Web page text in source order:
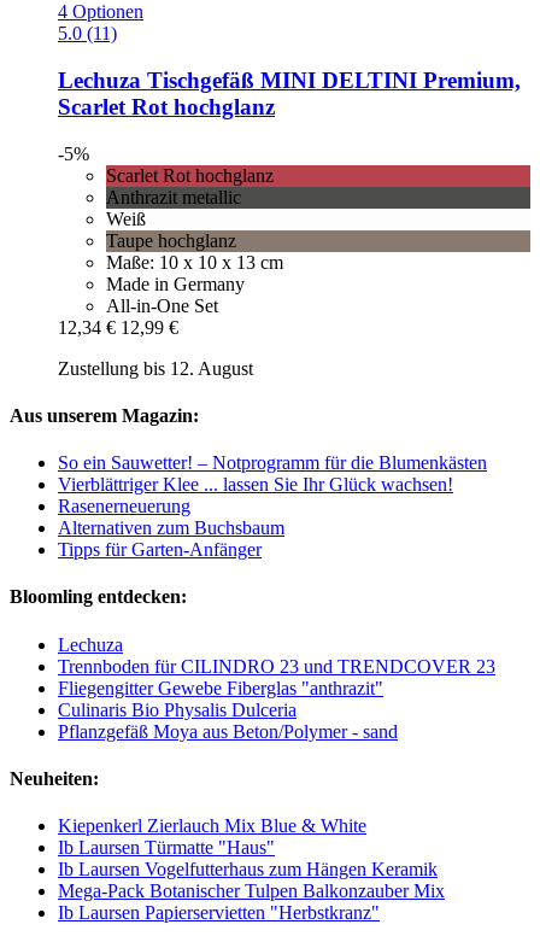
4 Optionen
5.0 (11)
Lechuza Tischgefäß MINI DELTINI Premium,
Scarlet Rot hochglanz
-5%
Scarlet Rot hochglanz
Anthrazit metallic
Weiß
Taupe hochglanz
Maße: 10 x 10 x 13 cm
Made in Germany
All-in-One Set
12,34 € 12,99 €
Zustellung bis 12. August
Aus unserem Magazin:
So ein Sauwetter! – Notprogramm für die Blumenkästen
Vierblättriger Klee ... lassen Sie Ihr Glück wachsen!
Rasenerneuerung
Alternativen zum Buchsbaum
Tipps für Garten-Anfänger
Bloomling entdecken:
Lechuza
Trennboden für CILINDRO 23 und TRENDCOVER 23
Fliegengitter Gewebe Fiberglas "anthrazit"
Culinaris Bio Physalis Dulceria
Pflanzgefäß Moya aus Beton/Polymer - sand
Neuheiten:
Kiepenkerl Zierlauch Mix Blue & White
Ib Laursen Türmatte "Haus"
Ib Laursen Vogelfutterhaus zum Hängen Keramik
Mega-Pack Botanischer Tulpen Balkonzauber Mix
Ib Laursen Papierservietten "Herbstkranz"